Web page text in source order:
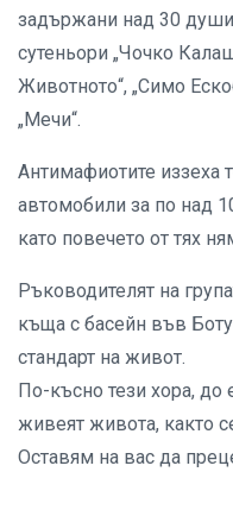
задържани над 30
сутеньори „Чочко
Животното“, „Симо
„Мечи“.
Антимафиотите иззеха
автомобили за по над
като повечето от тях
Ръководителят на
къща с басейн във
стандарт на живот.
По-късно тези хора, до
живеят живота, както
Оставям на вас да